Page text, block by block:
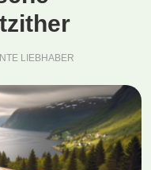
LIEBHABER